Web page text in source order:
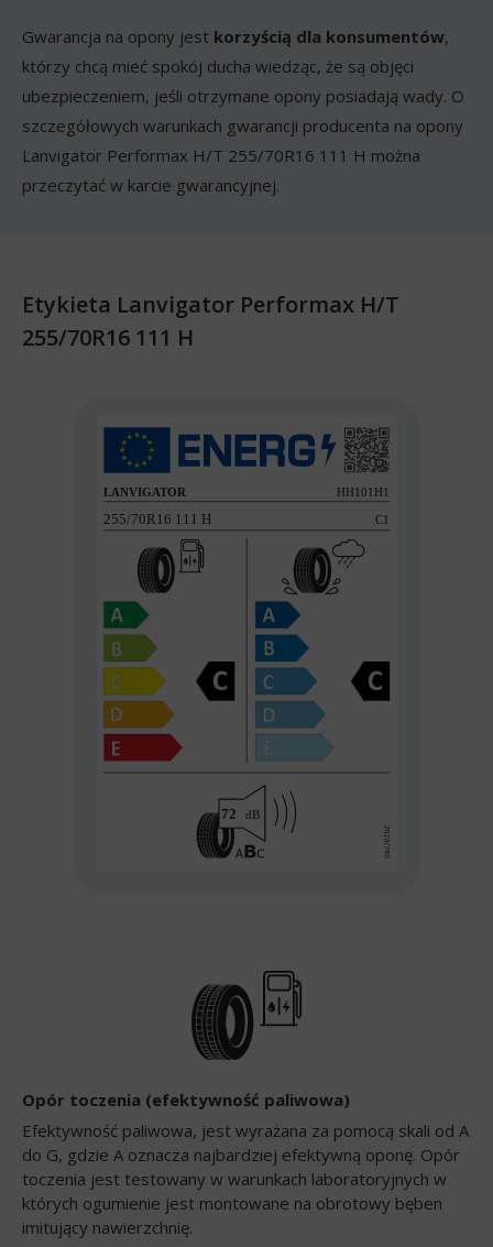
Gwarancja na opony jest korzyścią dla konsumentów,
którzy chcą mieć spokój ducha wiedząc, że są objęci
ubezpieczeniem, jeśli otrzymane opony posiadają wady. O
szczegółowych warunkach gwarancji producenta na opony
Lanvigator Performax H/T 255/70R16 111 H można
przeczytać w karcie gwarancyjnej.
Etykieta Lanvigator Performax H/T
255/70R16 111 H
Opór toczenia (efektywność paliwowa)
Efektywność paliwowa, jest wyrażana za pomocą skali od A
do G, gdzie A oznacza najbardziej efektywną oponę. Opór
toczenia jest testowany w warunkach laboratoryjnych w
których ogumienie jest montowane na obrotowy bęben
imitujący nawierzchnię.